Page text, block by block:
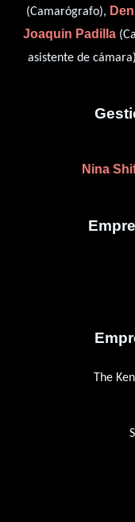
(Camarógrafo),
Joaquin Padilla
asistente de
Nina
The